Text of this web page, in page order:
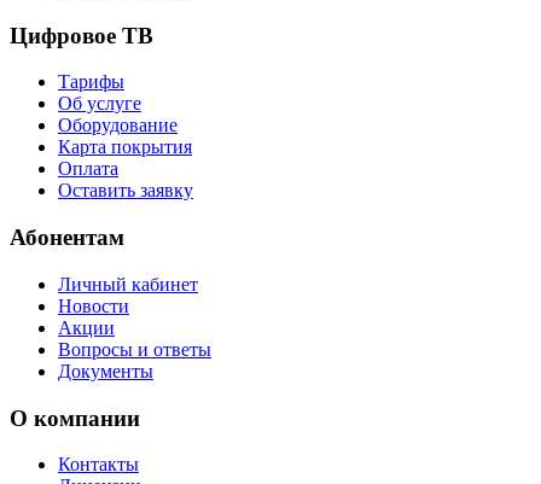
Цифровое ТВ
Тарифы
Об услуге
Оборудование
Карта покрытия
Оплата
Оставить заявку
Абонентам
Личный кабинет
Новости
Акции
Вопросы и ответы
Документы
О компании
Контакты